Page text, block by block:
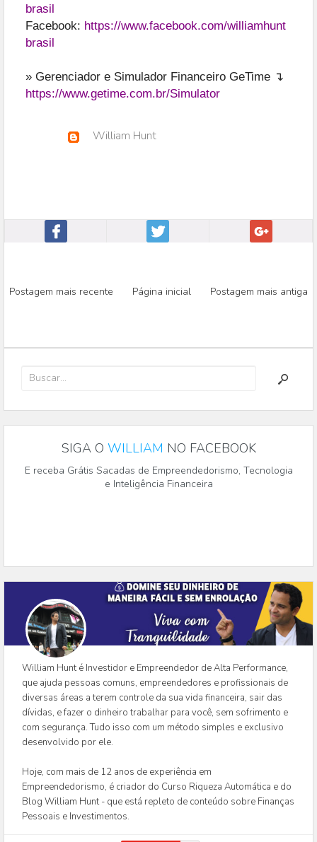
brasil
Facebook: https://www.facebook.com/williamhunt
brasil
» Gerenciador e Simulador Financeiro GeTime ↴
https://www.getime.com.br/Simulator
William Hunt
Postagem mais recente Página inicial Postagem mais antiga
SIGA O WILLIAM NO FACEBOOK
E receba Grátis Sacadas de Empreendedorismo, Tecnologia
e Inteligência Financeira
William Hunt é Investidor e Empreendedor de Alta Performance,
que ajuda pessoas comuns, empreendedores e profissionais de
diversas áreas a terem controle da sua vida financeira, sair das
dívidas, e fazer o dinheiro trabalhar para você, sem sofrimento e
com segurança. Tudo isso com um método simples e exclusivo
desenvolvido por ele.
Hoje, com mais de 12 anos de experiência em
Empreendedorismo, é criador do Curso Riqueza Automática e do
Blog William Hunt - que está repleto de conteúdo sobre Finanças
Pessoais e Investimentos.